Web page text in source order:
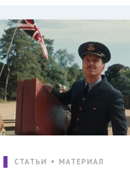
СТАТЬИ МАТЕРИАЛ